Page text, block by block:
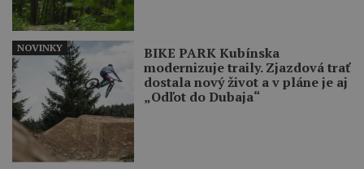
BIKE PARK Kubínska
modernizuje traily. Zjazdová trať
dostala nový život a v pláne je aj
„Odľot do Dubaja“
NOVINKY